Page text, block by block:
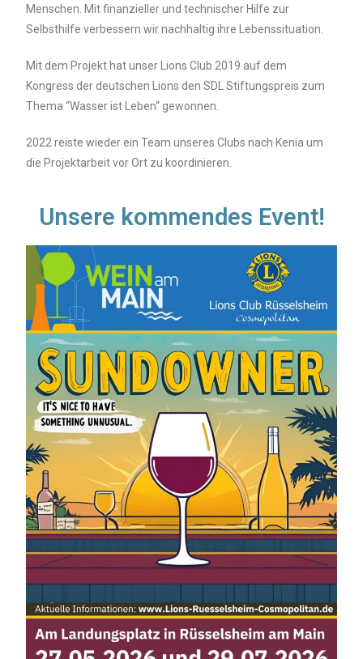
Menschen. Mit finanzieller und technischer Hilfe zur
Selbsthilfe verbessern wir nachhaltig ihre Lebenssituation.
Mit dem Projekt hat unser Lions Club 2019 auf dem
Kongress der deutschen Lions den SDL Stiftungspreis zum
Thema “Wasser ist Leben“ gewonnen.
2022 reiste wieder ein Team unseres Clubs nach Kenia um
die Projektarbeit vor Ort zu koordinieren.
Unsere kommendes Event!